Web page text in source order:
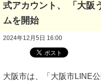
式アカウント、 「大阪
ムを開始
2024年12月5日 16:00
大阪市は、「大阪市LINE